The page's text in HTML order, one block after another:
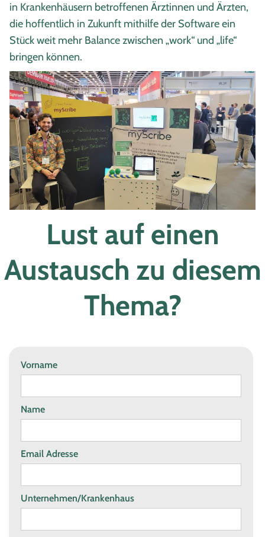
in Krankenhäusern betroffenen Ärztinnen und Ärzten,
die hoffentlich in Zukunft mithilfe der Software ein
Stück weit mehr Balance zwischen „work“ und „life“
bringen können.
Lust auf einen
Austausch zu diesem
Thema?
Vorname
Name
Email Adresse
Unternehmen/Krankenhaus